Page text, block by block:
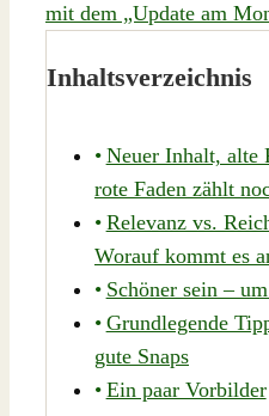
mit dem „Update am
Inhaltsverzeichnis
Neuer Inhalt, alte
rote Faden zählt
Relevanz vs.
Worauf kommt es
Schöner sein –
Grundlegende
gute Snaps
Ein paar Vorbilder